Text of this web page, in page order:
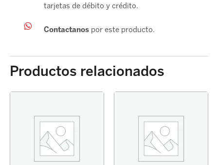
tarjetas de débito y crédito.
Contactanospor este producto.
Productos relacionados